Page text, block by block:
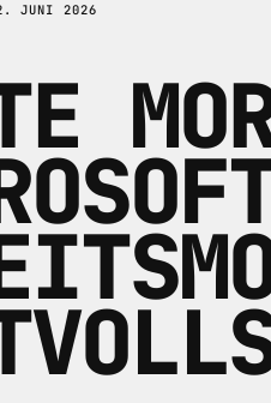
JUNI 2026